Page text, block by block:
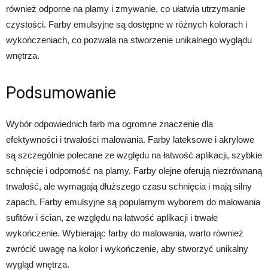
również odporne na plamy i zmywanie, co ułatwia utrzymanie
czystości. Farby emulsyjne są dostępne w różnych kolorach i
wykończeniach, co pozwala na stworzenie unikalnego wyglądu
wnętrza.
Podsumowanie
Wybór odpowiednich farb ma ogromne znaczenie dla
efektywności i trwałości malowania. Farby lateksowe i akrylowe
są szczególnie polecane ze względu na łatwość aplikacji, szybkie
schnięcie i odporność na plamy. Farby olejne oferują niezrównaną
trwałość, ale wymagają dłuższego czasu schnięcia i mają silny
zapach. Farby emulsyjne są popularnym wyborem do malowania
sufitów i ścian, ze względu na łatwość aplikacji i trwałe
wykończenie. Wybierając farby do malowania, warto również
zwrócić uwagę na kolor i wykończenie, aby stworzyć unikalny
wygląd wnętrza.